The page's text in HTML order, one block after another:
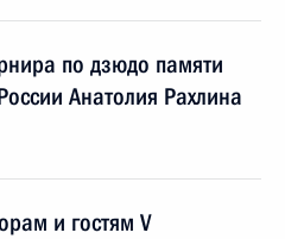
по дзюдо памяти
Анатолия Рахлина
и гостям V